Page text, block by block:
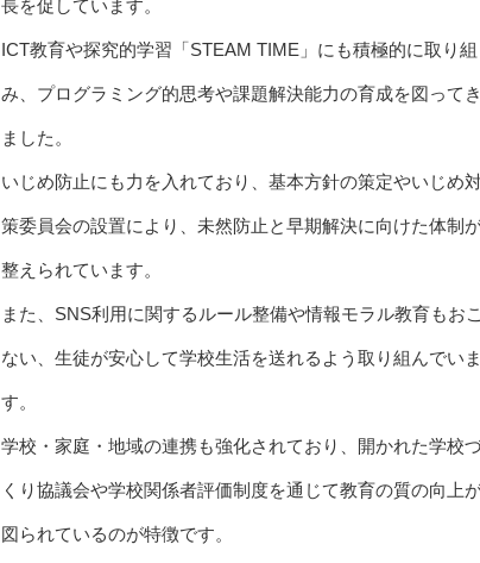
長を促しています。
ICT教育や探究的学習「STEAM TIME」にも積極的に取り組
み、プログラミング的思考や課題解決能力の育成を図ってき
ました。
いじめ防止にも力を入れており、基本方針の策定やいじめ
策委員会の設置により、未然防止と早期解決に向けた体制
整えられています。
また、SNS利用に関するルール整備や情報モラル教育もおこ
ない、生徒が安心して学校生活を送れるよう取り組んでいま
す。
学校・家庭・地域の連携も強化されており、開かれた学校
くり協議会や学校関係者評価制度を通じて教育の質の向上
図られているのが特徴です。